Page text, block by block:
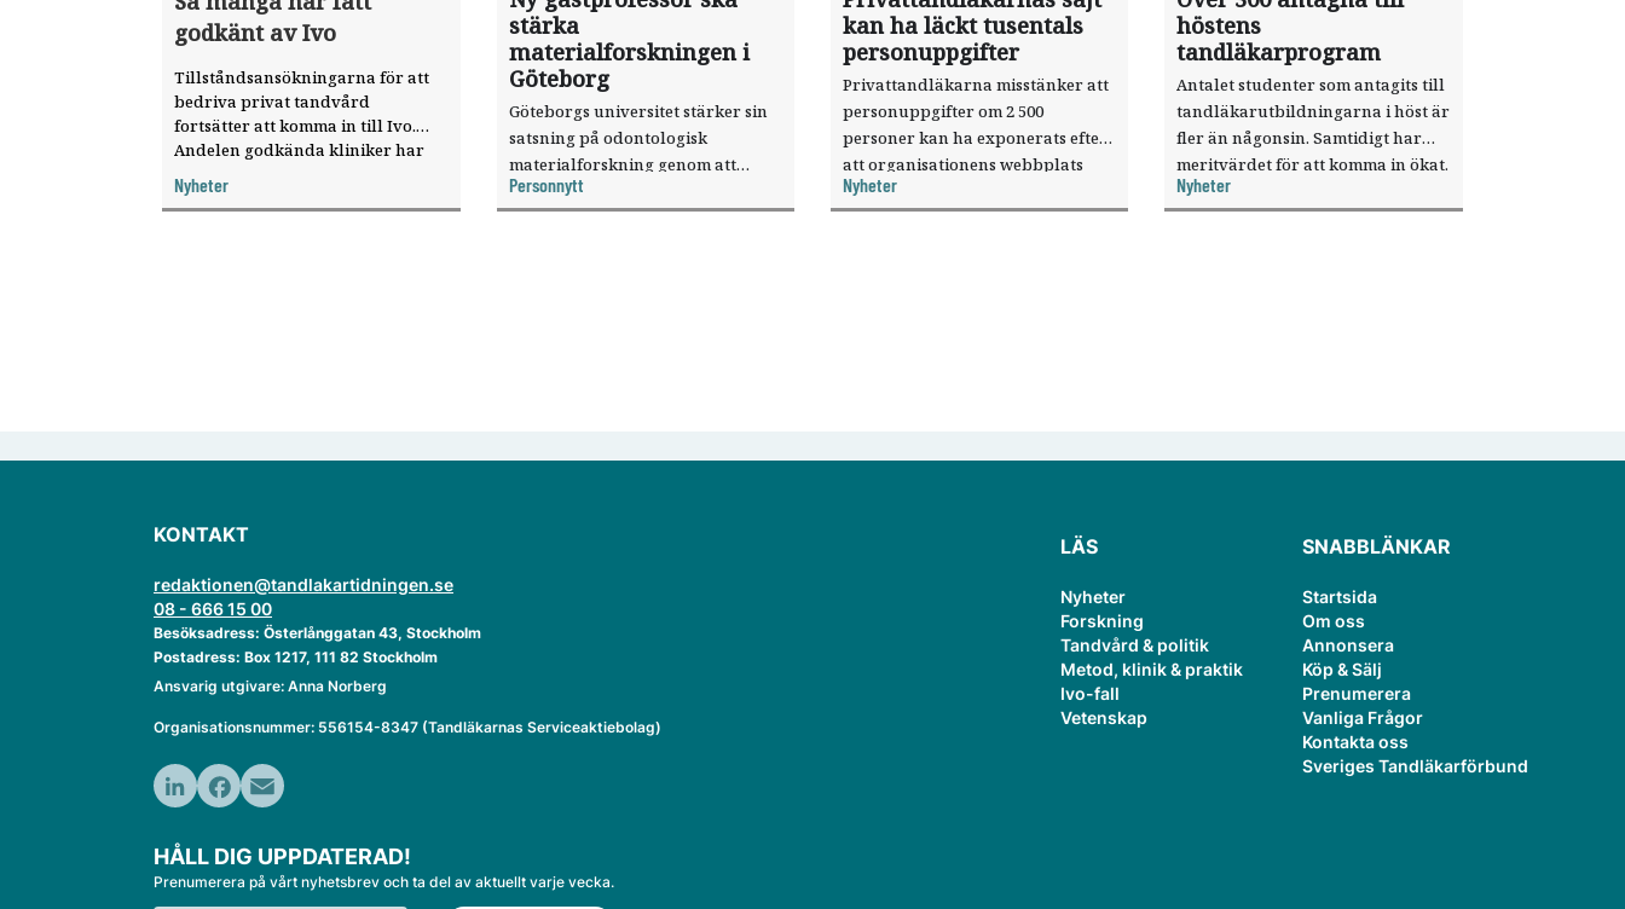
godkänt av Ivo
Tillståndsansökningarna för att
bedriva privat tandvård
fortsätter att komma in till Ivo.
Andelen godkända kliniker har
Nyheter
stärka
materialforskningen i
Göteborg
Göteborgs universitet stärker sin
satsning på odontologisk
materialforskning genom att
knyta forskaren Pekka Vallittu till
verksamheten som gästprofessor.
Personnytt
kan ha läckt tusentals
personuppgifter
Privattandläkarna misstänker att
personuppgifter om 2 500
personer kan ha exponerats efter
att organisationens webbplats
utnyttjats genom en sårbarhet i ett
publiceringsverktyg.
Nyheter
höstens
tandläkarprogram
Antalet studenter som antagits till
tandläkarutbildningarna i höst är
fler än någonsin. Samtidigt har
meritvärdet för att komma in ökat.
Nyheter
KONTAKT
redaktionen@tandlakartidningen.se
08 - 666 15 00
Besöksadress: Österlånggatan 43, Stockholm
Postadress: Box 1217, 111 82 Stockholm
Ansvarig utgivare: Anna Norberg
Organisationsnummer: 556154-8347 (Tandläkarnas Serviceaktiebolag)
HÅLL DIG UPPDATERAD!
Prenumerera på vårt nyhetsbrev och ta del av aktuellt varje vecka.
LÄS
Nyheter
Forskning
Tandvård & politik
Metod, klinik & praktik
Ivo-fall
Vetenskap
SNABBLÄNKAR
Startsida
Om oss
Annonsera
Köp & Sälj
Prenumerera
Vanliga Frågor
Kontakta oss
Sveriges Tandläkarförbund